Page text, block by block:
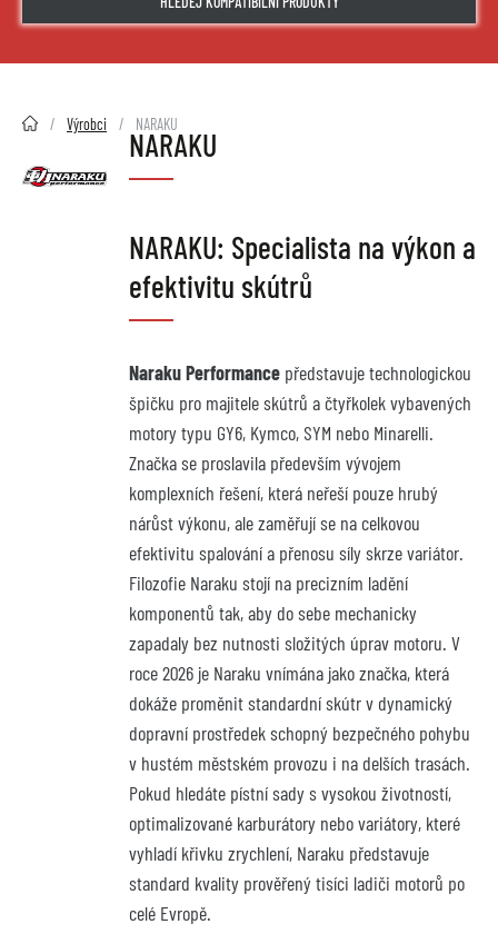
2HMOTO.cz Výrobci NARAKU
NARAKU
NARAKU: Specialista na výkon a
efektivitu skútrů
Naraku Performance představuje technologickou
špičku pro majitele skútrů a čtyřkolek vybavených
motory typu GY6, Kymco, SYM nebo Minarelli.
Značka se proslavila především vývojem
komplexních řešení, která neřeší pouze hrubý
nárůst výkonu, ale zaměřují se na celkovou
efektivitu spalování a přenosu síly skrze variátor.
Filozofie Naraku stojí na precizním ladění
komponentů tak, aby do sebe mechanicky
zapadaly bez nutnosti složitých úprav motoru. V
roce 2026 je Naraku vnímána jako značka, která
dokáže proměnit standardní skútr v dynamický
dopravní prostředek schopný bezpečného pohybu
v hustém městském provozu i na delších trasách.
Pokud hledáte pístní sady s vysokou životností,
optimalizované karburátory nebo variátory, které
vyhladí křivku zrychlení, Naraku představuje
standard kvality prověřený tisíci ladiči motorů po
celé Evropě.